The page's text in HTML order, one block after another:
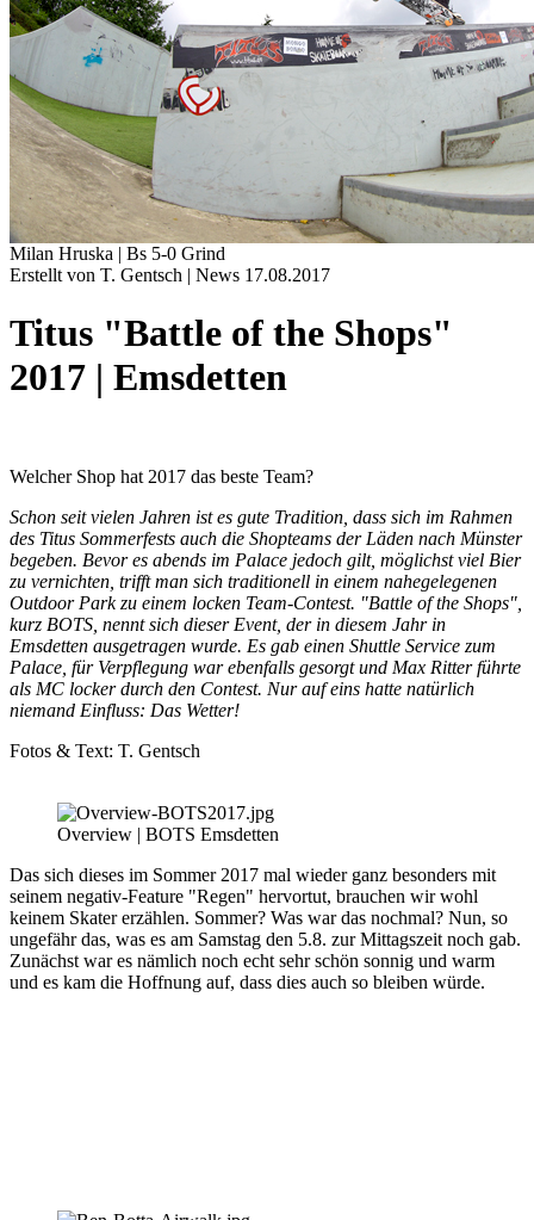
Milan Hruska | Bs 5-0 Grind
Erstellt von T. Gentsch | News 17.08.2017
Titus "Battle of the Shops"
2017 | Emsdetten
Welcher Shop hat 2017 das beste Team?
Schon seit vielen Jahren ist es gute Tradition, dass sich im Rahmen
des Titus Sommerfests auch die Shopteams der Läden nach Münster
begeben. Bevor es abends im Palace jedoch gilt, möglichst viel Bier
zu vernichten, trifft man sich traditionell in einem nahegelegenen
Outdoor Park zu einem locken Team-Contest. "Battle of the Shops",
kurz BOTS, nennt sich dieser Event, der in diesem Jahr in
Emsdetten ausgetragen wurde. Es gab einen Shuttle Service zum
Palace, für Verpflegung war ebenfalls gesorgt und Max Ritter führte
als MC locker durch den Contest. Nur auf eins hatte natürlich
niemand Einfluss: Das Wetter!
Fotos & Text: T. Gentsch
Overview | BOTS Emsdetten
Das sich dieses im Sommer 2017 mal wieder ganz besonders mit
seinem negativ-Feature "Regen" hervortut, brauchen wir wohl
keinem Skater erzählen. Sommer? Was war das nochmal? Nun, so
ungefähr das, was es am Samstag den 5.8. zur Mittagszeit noch gab.
Zunächst war es nämlich noch echt sehr schön sonnig und warm
und es kam die Hoffnung auf, dass dies auch so bleiben würde.